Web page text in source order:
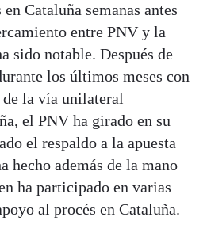
Cataluña semanas antes
entre PNV y la
sido notable. Después de
los últimos meses con
la vía unilateral
el PNV ha girado en su
el respaldo a la apuesta
hecho además de la mano
ha participado en varias
al procés en Cataluña.